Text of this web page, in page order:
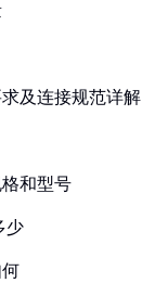
及连接规范详解
和型号
少